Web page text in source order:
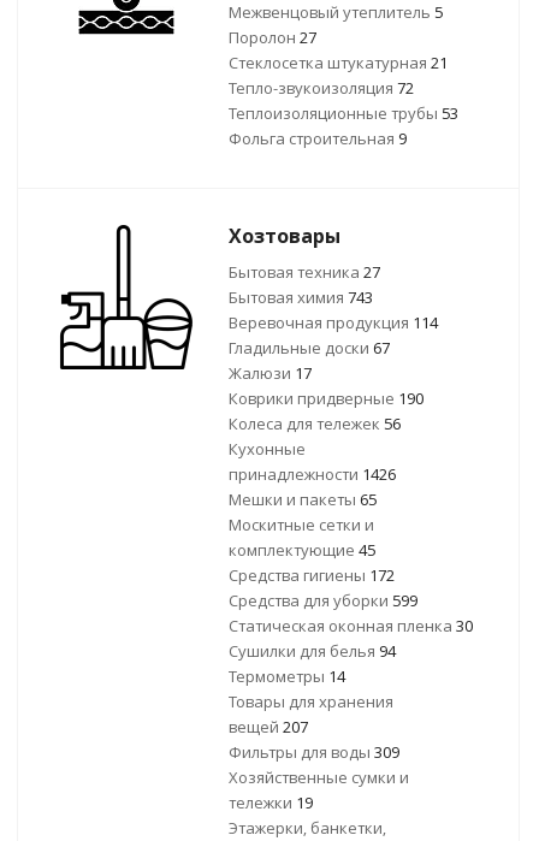
Межвенцовый утеплитель 5
Поролон 27
Стеклосетка штукатурная 21
Тепло-звукоизоляция 72
Теплоизоляционные трубы 53
Фольга строительная 9
Хозтовары
Бытовая техника 27
Бытовая химия 743
Веревочная продукция 114
Гладильные доски 67
Жалюзи 17
Коврики придверные 190
Колеса для тележек 56
Кухонные
принадлежности 1426
Мешки и пакеты 65
Москитные сетки и
комплектующие 45
Средства гигиены 172
Средства для уборки 599
Статическая оконная пленка 30
Сушилки для белья 94
Термометры 14
Товары для хранения
вещей 207
Фильтры для воды 309
Хозяйственные сумки и
тележки 19
Этажерки, банкетки,